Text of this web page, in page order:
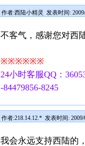
作者:西陆小精灵 发表时间:
不客气，感谢您对西
※※※※※※
24小时客服QQ：
-84479856-8245
作者:218.14.12.* 发表时间: 2009/
我会永远支持西陆的